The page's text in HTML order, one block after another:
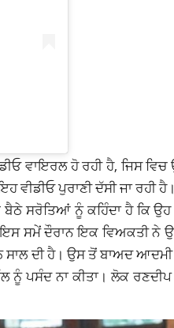
ਵਾਇਰਲ ਹੋ ਰਹੀ ਹੈ, ਜਿਸ
ਵੀਡੀਓ ਪੁਰਾਣੀ ਦੱਸੀ ਜਾ
ਨੂੰ ਕਹਿੰਦਾ ਹੈ ਕਿ ਉਹ
ਸਮੇਂ ਦੌਰਾਨ ਇਕ ਵਿਅਕਤੀ ਨੇ
ਦੀ ਹੈ। ਉਸ ਤੋਂ ਬਾਅਦ ਆਦਮੀ
ਪਸੰਦ ਨਾ ਕੀਤਾ। ਲੋਕ